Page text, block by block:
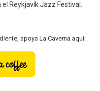
Reykjavík Jazz Festival.
apoya La Caverna aquí: